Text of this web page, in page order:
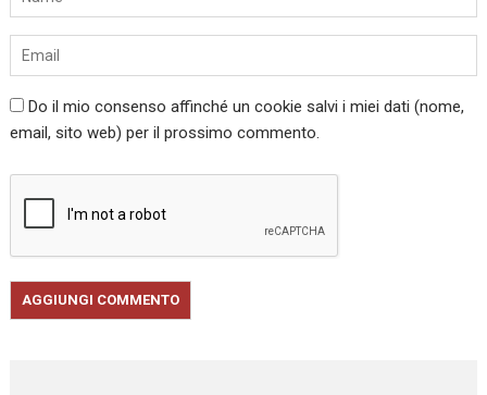
Do il mio consenso affinché un cookie salvi i miei dati (nome,
email, sito web) per il prossimo commento.